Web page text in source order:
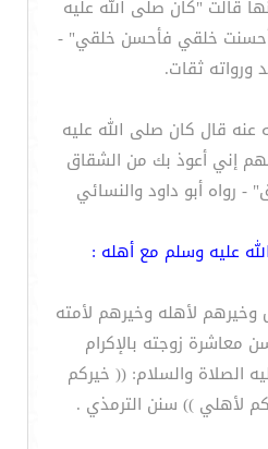
قالت "كان صلى الله عليه
خلقي فأحسن خلقي" -
ورواته ثقات.
عنه قال كان صلى الله عليه
إني أعوذ بك من الشقاق
- رواه أبو داود والنسائي
عليه وسلم مع أهله :
وخيرهم لأهله وخيرهم لأمته
زوجته بالإكرام
الصلاة والسلام: (( خيركم
لأهلي )) سنن الترمذي .